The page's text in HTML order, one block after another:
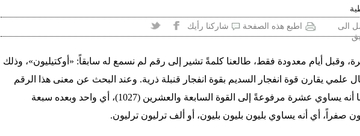
الى
اطبع هذه الصفحة شاركنا رأيك
وقبل أيام معدودة فقط، طالعنا كلمةً تشير إلى رقم لم نسمع له سابقاً: «أوكتيليون»، وذلك
علمي يقارن قوة انفجار السديم بقوة انفجار قنبلة ذرية. وعند البحث عن معنى هذا الرقم
اكتشفنا أنه يساوي عشرة مرفوعةً إلى القوة السابعة والعشرين (1027)، أي واحد وبعده سبعة
صفراً، أي أنه يساوي بليون بليون بليون، أو ألف ترليون ترليون.